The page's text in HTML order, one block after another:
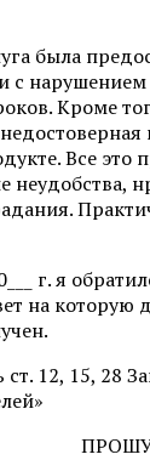
была
с
Кроме
Все
неудобства,
г. я
на которую
ст. 12, 15, 28